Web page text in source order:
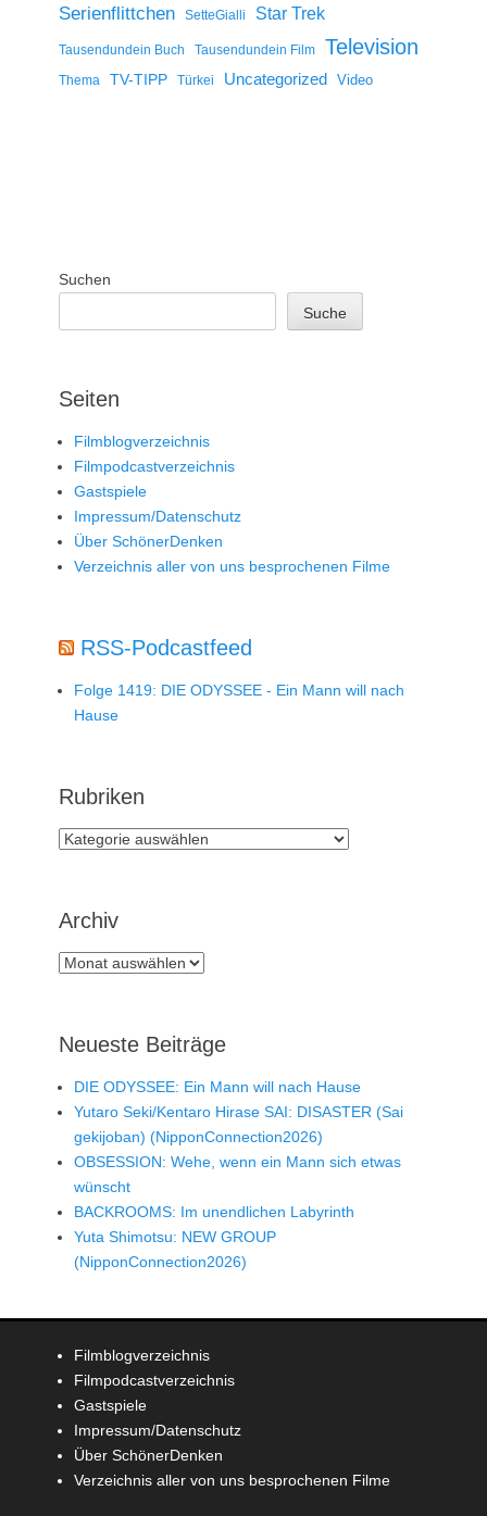
Serienflittchen SetteGialli Star Trek
Tausendundein Buch Tausendundein Film Television
Thema TV-TIPP Türkei Uncategorized Video
Suchen
Suche
Seiten
Filmblogverzeichnis
Filmpodcastverzeichnis
Gastspiele
Impressum/Datenschutz
Über SchönerDenken
Verzeichnis aller von uns besprochenen Filme
RSS-Podcastfeed
Folge 1419: DIE ODYSSEE - Ein Mann will nach
Hause
Rubriken
Rubriken
Archiv
Archiv
Neueste Beiträge
DIE ODYSSEE: Ein Mann will nach Hause
Yutaro Seki/Kentaro Hirase SAI: DISASTER (Sai
gekijoban) (NipponConnection2026)
OBSESSION: Wehe, wenn ein Mann sich etwas
wünscht
BACKROOMS: Im unendlichen Labyrinth
Yuta Shimotsu: NEW GROUP
(NipponConnection2026)
Filmblogverzeichnis
Filmpodcastverzeichnis
Gastspiele
Impressum/Datenschutz
Über SchönerDenken
Verzeichnis aller von uns besprochenen Filme